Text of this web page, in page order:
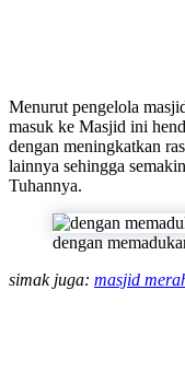
Menurut pengelola
masuk ke Masjid ini
dengan meningkatkan
lainnya sehingga
Tuhannya.
dengan
simak juga: masjid